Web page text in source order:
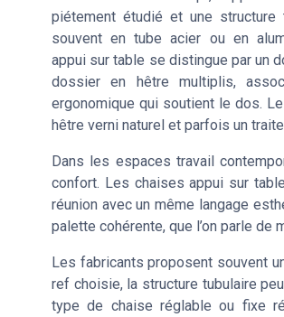
piétement étudié et une structure
souvent en tube acier ou en
appui sur table se distingue par un
dossier en hêtre multiplis,
ergonomique qui soutient le dos.
hêtre verni naturel et parfois un
Dans les espaces travail
confort. Les chaises appui sur
réunion avec un même langage
palette cohérente, que l’on parle
Les fabricants proposent souvent
ref choisie, la structure tubulaire
type de chaise réglable ou fixe